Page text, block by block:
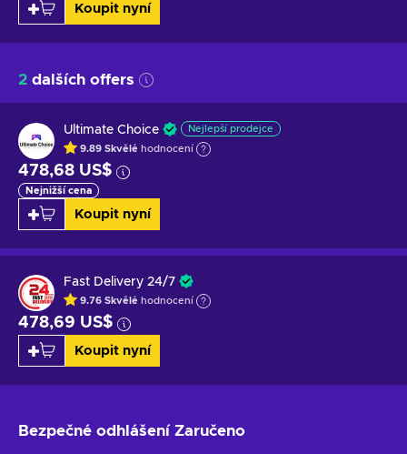
Koupit nyní
2 dalších offers
Ultimate Choice Nejlepší prodejce
9.89 Skvělé hodnocení
478,68 US$
Nejnižší cena
Koupit nyní
Fast Delivery 24/7
9.76 Skvělé hodnocení
478,69 US$
Koupit nyní
Bezpečné odhlášení Zaručeno